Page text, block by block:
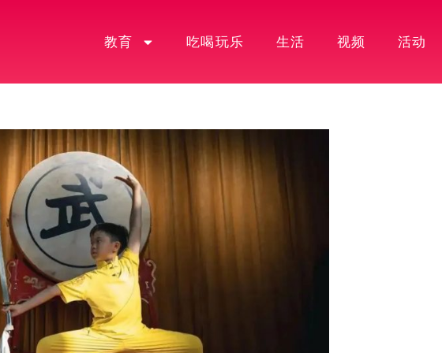
教育 吃喝玩乐 生活 视频 活动